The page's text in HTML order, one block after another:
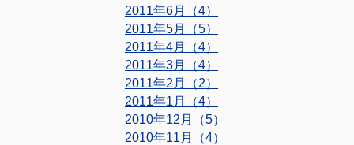
2011年6月（4）
2011年5月（5）
2011年4月（4）
2011年3月（4）
2011年2月（2）
2011年1月（4）
2010年12月（5）
2010年11月（4）